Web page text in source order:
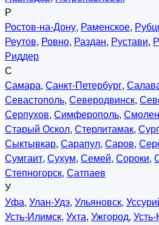
Р
Ростов-на-Дону, Раменское,
Реутов, Ровно, Раздан, Рустави,
Риддер
С
Самара, Санкт-Петербург,
Севастополь, Северодвинск,
Серпухов, Симферополь,
Старый Оскол, Стерлитамак,
Сыктывкар, Сарапул, Саров,
Сумгаит, Сухум, Семей, Сороки,
Степногорск, Сатпаев
У
Уфа, Улан-Удэ, Ульяновск,
Усть-Илимск, Ухта, Ужгород,